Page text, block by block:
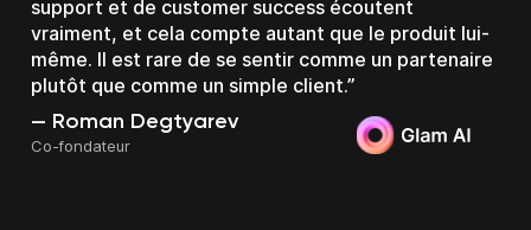
Cem Ortabas
Co-fondateur et PDG, HubX
Arkadiy Yukhnevich
support et de customer success écoutent
vraiment, et cela compte autant que le produit lui-
même. Il est rare de se sentir comme un partenaire
plutôt que comme un simple client.
Roman Degtyarev
Co-fondateur
Chris Bick
Fondateur et PDG, Bickster
Kyle Smith
Data Lead chez Smitten Dating
Roi Mulia
Fondateur et PDG, SocialKit